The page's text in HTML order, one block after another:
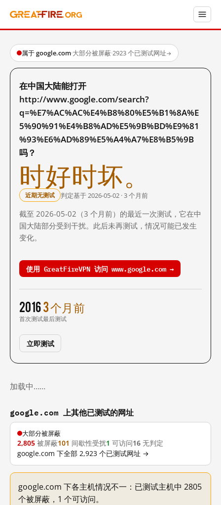
属于 google.com·大部分被屏蔽·2923 个已测试网址→
在中国大陆能打开
http://www.google.com/search?
q=%E7%AC%AC%E4%B8%80%E5%B1%8A%E
5%90%91%E4%B8%AD%E5%9B%BD%E9%81
%93%E6%AD%89%E5%A4%A7%E8%B5%9B
吗？
时好时坏。
近期无测试 判定基于 2026-05-02 · 3 个月前
截至 2026-05-02（3 个月前）的最近一次测试，它在中
国大陆部分受到干扰。此后未再测试，情况可能已发生
变化。
使用 GreatFireVPN 访问 www.google.com →
2016
首次测试
3 个月前
最后测试
立即测试
加载中……
google.com 上其他已测试的网址
大部分被屏蔽
2,805 被屏蔽101 间歇性受扰1 可访问16 无判定
google.com 下全部 2,923 个已测试网址 →
google.com 下各主机情况不一：已测试主机中 2805
个被屏蔽，1 个可访问。